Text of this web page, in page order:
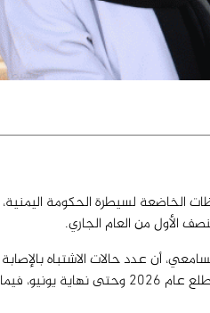
لسيطرة الحكومة اليمنية،
الأول من العام الجاري.
أن عدد حالات الاشتباه بالإصابة
منذ مطلع عام 2026 وحتى نهاية يونيو، فيما